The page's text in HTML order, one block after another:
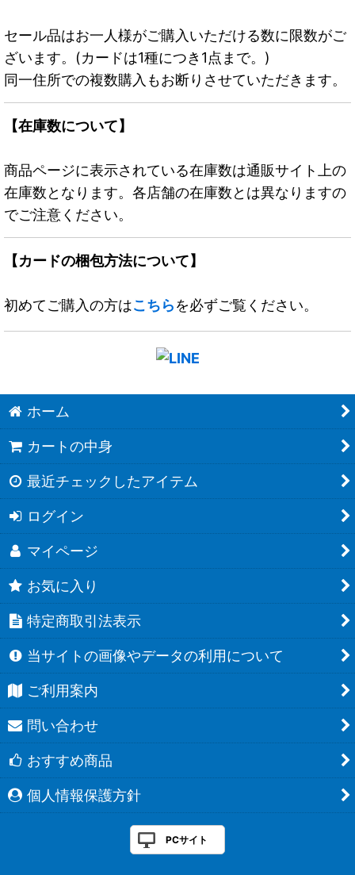
セール品はお一人様がご購入いただける数に限数がご
ざいます。(カードは1種につき1点まで。)
同一住所での複数購入もお断りさせていただきます。
【在庫数について】
商品ページに表示されている在庫数は通販サイト上の
在庫数となります。各店舗の在庫数とは異なりますの
でご注意ください。
【カードの梱包方法について】
初めてご購入の方はこちらを必ずご覧ください。
ホーム
カートの中身
最近チェックしたアイテム
ログイン
マイページ
お気に入り
特定商取引法表示
当サイトの画像やデータの利用について
ご利用案内
問い合わせ
おすすめ商品
個人情報保護方針
PCサイト